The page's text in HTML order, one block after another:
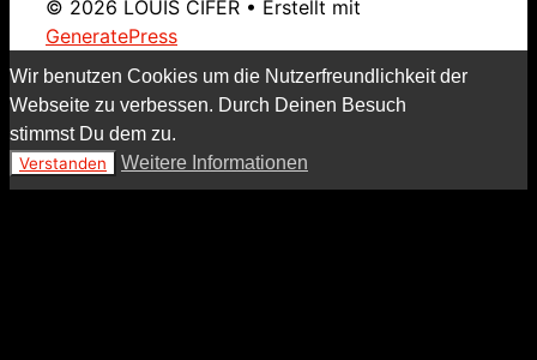
© 2026 LOUIS CIFER • Erstellt mit
GeneratePress
Wir benutzen Cookies um die Nutzerfreundlichkeit der
Webseite zu verbessen. Durch Deinen Besuch
stimmst Du dem zu.
Verstanden Weitere Informationen